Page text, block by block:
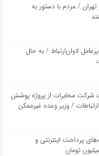
/ مردم با دستور به
لاوان‌ارتباط / به حال
شرکت مخابرات از پروژه پوشش
ارتباطات / وزیر وعده غیرممکن
پرداخت اینترنتی و